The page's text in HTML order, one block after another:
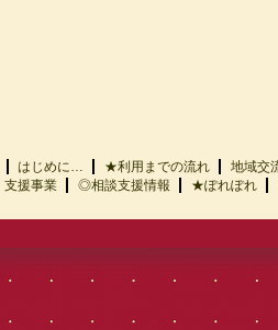
はじめに… ★利用までの流れ 地域交
支援事業
◎相談支援情報 ★ぽれぽれ